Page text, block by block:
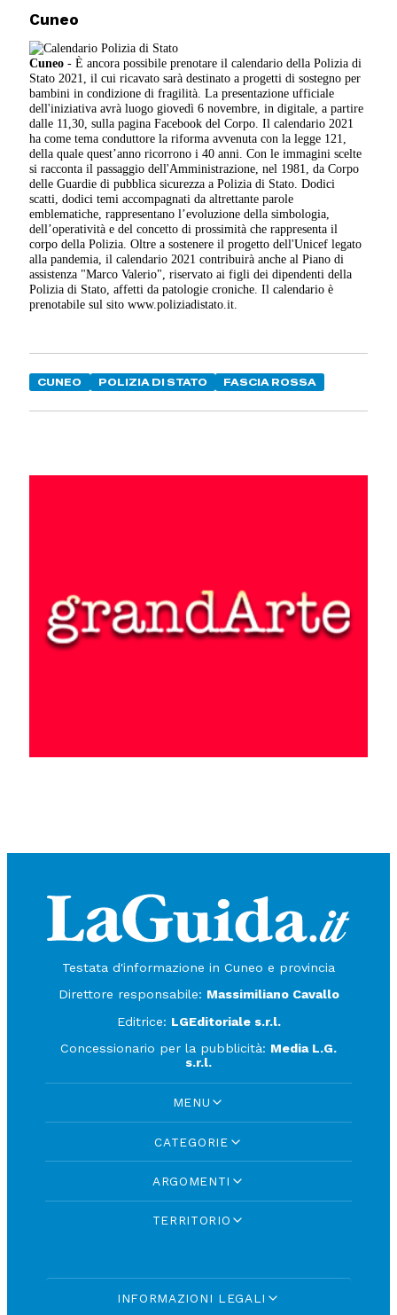
Cuneo
Cuneo - È ancora possibile prenotare il calendario della Polizia di
Stato 2021, il cui ricavato sarà destinato a progetti di sostegno per
bambini in condizione di fragilità. La presentazione ufficiale
dell'iniziativa avrà luogo giovedì 6 novembre, in digitale, a partire
dalle 11,30, sulla pagina Facebook del Corpo. Il calendario 2021
ha come tema conduttore la riforma avvenuta con la legge 121,
della quale quest’anno ricorrono i 40 anni. Con le immagini scelte
si racconta il passaggio dell'Amministrazione, nel 1981, da Corpo
delle Guardie di pubblica sicurezza a Polizia di Stato. Dodici
scatti, dodici temi accompagnati da altrettante parole
emblematiche, rappresentano l’evoluzione della simbologia,
dell’operatività e del concetto di prossimità che rappresenta il
corpo della Polizia. Oltre a sostenere il progetto dell'Unicef legato
alla pandemia, il calendario 2021 contribuirà anche al Piano di
assistenza "Marco Valerio", riservato ai figli dei dipendenti della
Polizia di Stato, affetti da patologie croniche. Il calendario è
prenotabile sul sito www.poliziadistato.it.
CUNEO POLIZIA DI STATO FASCIA ROSSA
Testata d'informazione in Cuneo e provincia
Direttore responsabile: Massimiliano Cavallo
Editrice: LGEditoriale s.r.l.
Concessionario per la pubblicità: Media L.G.
s.r.l.
MENU
CATEGORIE
ARGOMENTI
TERRITORIO
INFORMAZIONI LEGALI